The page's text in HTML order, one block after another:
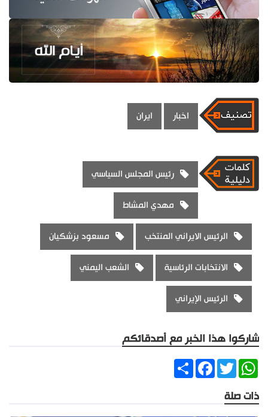
اخبار ايران
رئيس المجلس السياسي
مهدي المشاط
الرئيس الايراني المنتخب مسعود بزشكيان
الانتخابات الرئاسية الشعب اليمني
الرئيس الإيراني
شاركوا هذا الخبر مع أصدقائكم
ShareFacebookTwitter
WhatsApp
ذات صلة